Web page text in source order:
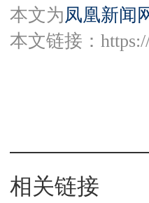
本文为凤凰新闻
本文链接：
相关链接